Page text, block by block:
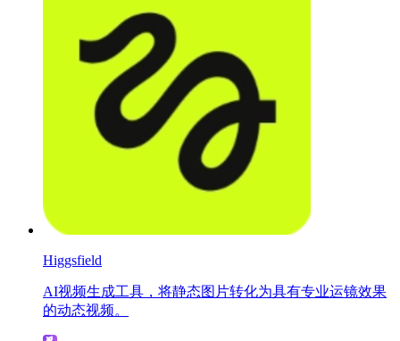
Higgsfield
AI视频生成工具，将静态图片转化为具有专业运镜效果
的动态视频。